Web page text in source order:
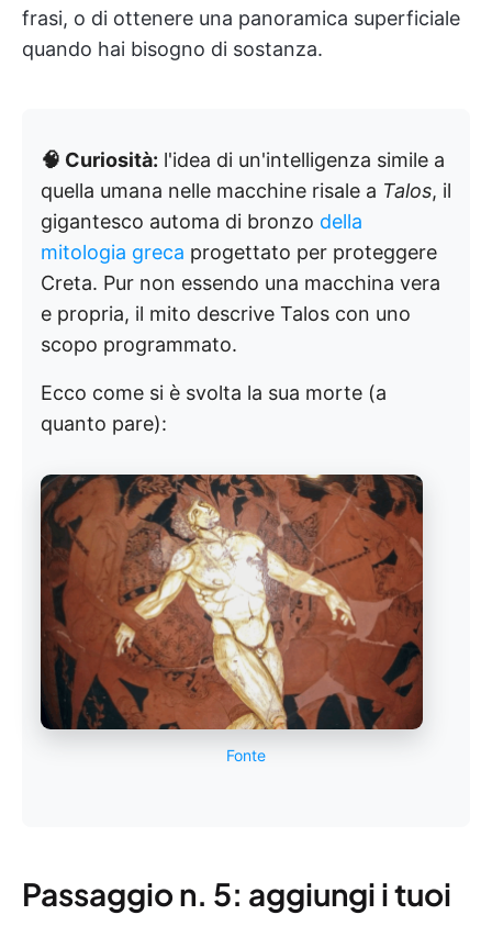
frasi, o di ottenere una panoramica superficiale
quando hai bisogno di sostanza.
🧠 Curiosità: l'idea di un'intelligenza simile a
quella umana nelle macchine risale a Talos, il
gigantesco automa di bronzo della
mitologia greca progettato per proteggere
Creta. Pur non essendo una macchina vera
e propria, il mito descrive Talos con uno
scopo programmato.
Ecco come si è svolta la sua morte (a
quanto pare):
Fonte
Passaggio n. 5: aggiungi i tuoi